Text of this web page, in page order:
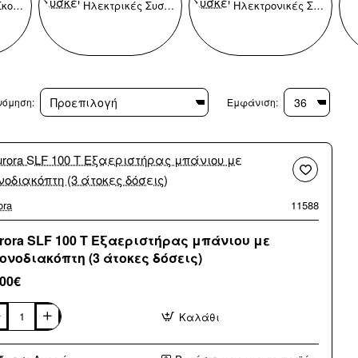
Ηλεκτρικές Σκούπες - Σκουπάκια Ηλεκτρικές Συσκευές Ηλεκτρονικές Συσκευές
Εμφάνιση:
11588
SLF 100 T Εξαεριστήρας μπάνιου με
(3 άτοκες δόσεις)
Καλάθι